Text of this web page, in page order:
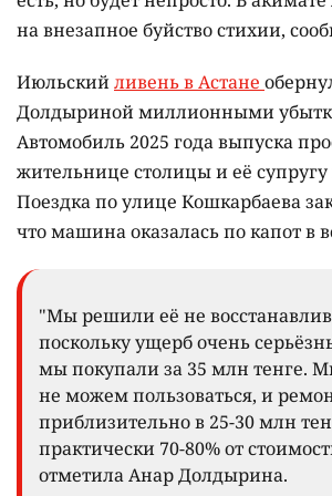
на внезапное буйство стихии,
Июльскийливень в Астане
Долдыриной миллионными
Автомобиль 2025 года выпуска
жительнице столицы и её
Поездка по улице Кошкарбаева
что машина оказалась по капот в
"Мы решили её не
поскольку ущерб очень
мы покупали за 35 млн тенге.
не можем пользоваться, и
приблизительно в 25-30 млн
практически 70-80% от
отметила Анар Долдырина.